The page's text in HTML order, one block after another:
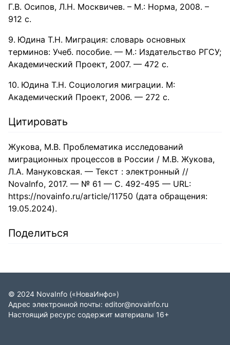
Г.В. Осипов, Л.Н. Москвичев. – М.: Норма, 2008. –
912 с.
Юдина Т.Н. Миграция: словарь основных
терминов: Учеб. пособие. — М.: Издательство РГСУ;
Академический Проект, 2007. — 472 с.
Юдина Т.Н. Социология миграции. М:
Академический Проект, 2006. — 272 с.
Цитировать
Жукова, М.В. Проблематика исследований
миграционных процессов в России / М.В. Жукова,
Л.А. Мануковская. — Текст : электронный //
NovaInfo, 2017. — № 61 — С. 492-495 — URL:
https://novainfo.ru/article/11750 (дата обращения:
19.05.2024).
Поделиться
© 2024 NovaInfo («НоваИнфо»)
Адрес электронной почты: editor@novainfo.ru
Настоящий ресурс содержит материалы 16+